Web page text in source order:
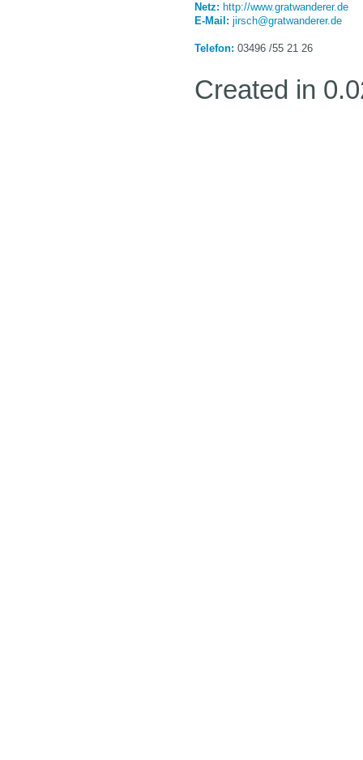
Netz: http://www.gratwanderer.de
E-Mail: jirsch@gratwanderer.de
Telefon: 03496 /55 21 26
Created in